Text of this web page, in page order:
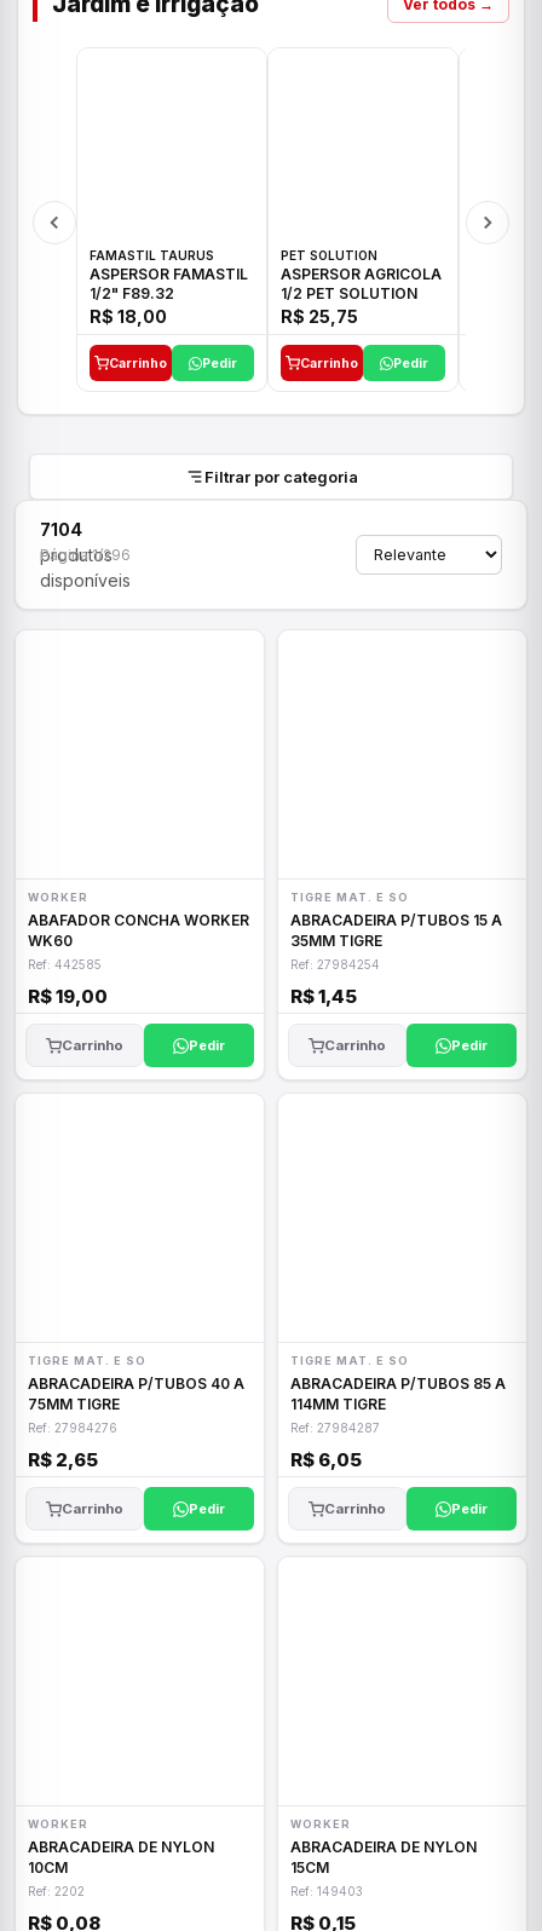
Ver todos →
FAMASTIL TAURUS
ASPERSOR FAMASTIL
1/2" F89.32
R$ 18,00
Carrinho Pedir
PET SOLUTION
ASPERSOR AGRICOLA
1/2 PET SOLUTION
R$ 25,75
Carrinho Pedir
Filtrar por categoria
7104
produtos
disponíveis
Página 1/296
WORKER
ABAFADOR CONCHA WORKER
WK60
Ref: 442585
R$ 19,00
Carrinho Pedir
TIGRE MAT. E SO
ABRACADEIRA P/TUBOS 15 A
35MM TIGRE
Ref: 27984254
R$ 1,45
Carrinho Pedir
TIGRE MAT. E SO
ABRACADEIRA P/TUBOS 40 A
75MM TIGRE
Ref: 27984276
R$ 2,65
Carrinho Pedir
TIGRE MAT. E SO
ABRACADEIRA P/TUBOS 85 A
114MM TIGRE
Ref: 27984287
R$ 6,05
Carrinho Pedir
WORKER
ABRACADEIRA DE NYLON
10CM
Ref: 2202
R$ 0,08
WORKER
ABRACADEIRA DE NYLON
15CM
Ref: 149403
R$ 0,15